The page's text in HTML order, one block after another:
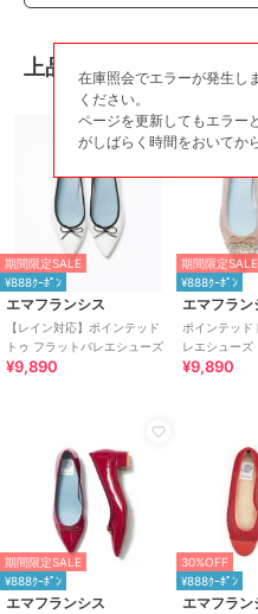
上品な風格が漂うバレエ
期間限定SALE
¥888ｸｰﾎﾟﾝ
エマフランシス
【レイン対応】ポインテッド
トゥ フラットバレエシューズ
¥9,890
期間限定SALE
¥888ｸｰﾎﾟﾝ
エマフラン
ポインテッド
レエシューズ
¥9,890
期間限定SALE
¥888ｸｰﾎﾟﾝ
エマフランシス
30%OFF
¥888ｸｰﾎﾟﾝ
エマフラン
在庫照会でエラーが発生し
ください。
ページを更新してもエラー
がしばらく時間をおいてか